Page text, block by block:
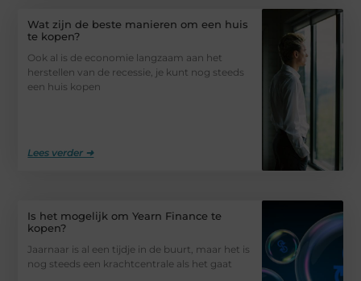
Wat zijn de beste manieren om een ​​huis
te kopen?
Ook al is de economie langzaam aan het
herstellen van de recessie, je kunt nog steeds
een huis kopen
Lees verder ➜
Is het mogelijk om Yearn Finance te
kopen?
Jaarnaar is al een tijdje in de buurt, maar het is
nog steeds een krachtcentrale als het gaat